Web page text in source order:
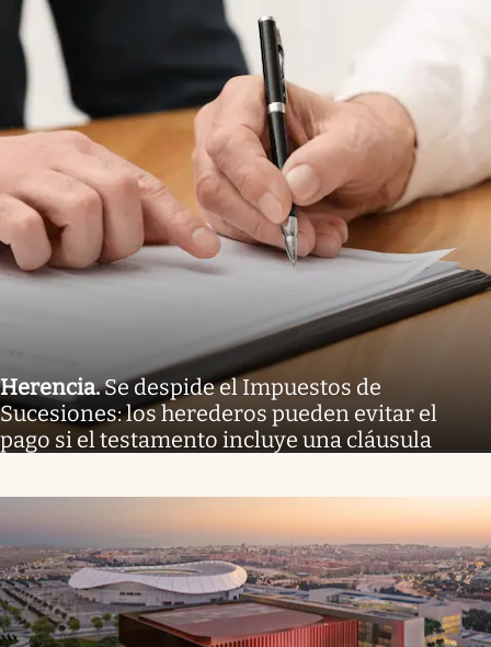
Herencia.Se despide el Impuestos de
Sucesiones: los herederos pueden evitar el
pago si el testamento incluye una cláusula